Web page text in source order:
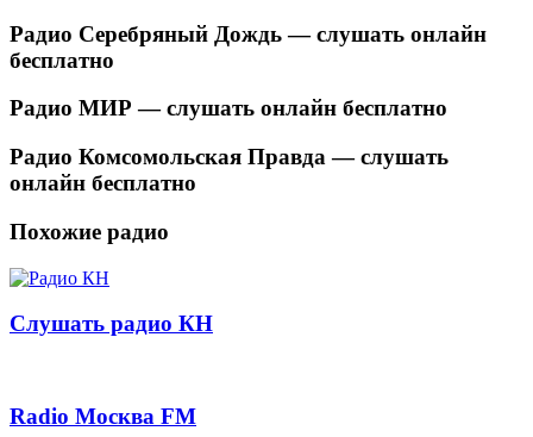
Радио Серебряный Дождь — слушать онлайн
бесплатно
Радио МИР — слушать онлайн бесплатно
Радио Комсомольская Правда — слушать
онлайн бесплатно
Похожие радио
Слушать радио КН
Radio Москва FM